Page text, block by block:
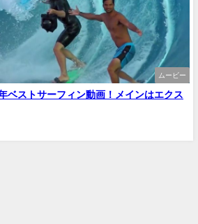
ムービー
ベストサーフィン動画！メインはエクス